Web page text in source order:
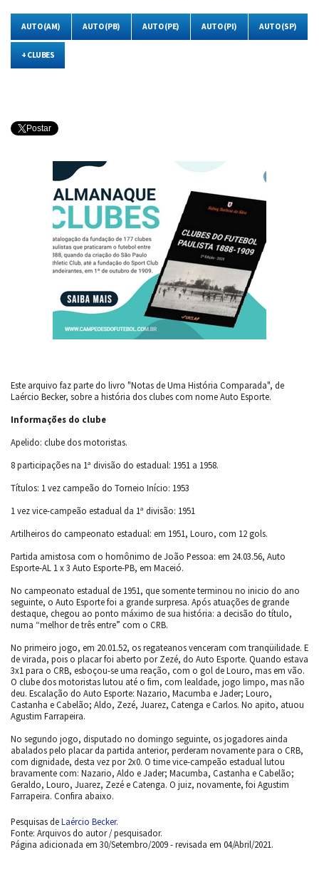
AUTO (AM) AUTO (PB) AUTO (PE) AUTO (PI) AUTO (SP)
+ CLUBES
Postar
Este arquivo faz parte do livro "Notas de Uma História Comparada", de
Laércio Becker, sobre a história dos clubes com nome Auto Esporte.
Informações do clube
Apelido: clube dos motoristas.
8 participações na 1ª divisão do estadual: 1951 a 1958.
Títulos: 1 vez campeão do Torneio Início: 1953
1 vez vice-campeão estadual da 1ª divisão: 1951
Artilheiros do campeonato estadual: em 1951, Louro, com 12 gols.
Partida amistosa com o homônimo de João Pessoa: em 24.03.56, Auto
Esporte-AL 1 x 3 Auto Esporte-PB, em Maceió.
No campeonato estadual de 1951, que somente terminou no inicio do ano
seguinte, o Auto Esporte foi a grande surpresa. Após atuações de grande
destaque, chegou ao ponto máximo de sua história: a decisão do título,
numa “melhor de três entre” com o CRB.
No primeiro jogo, em 20.01.52, os regateanos venceram com tranqüilidade. E
de virada, pois o placar foi aberto por Zezé, do Auto Esporte. Quando estava
3x1 para o CRB, esboçou-se uma reação, com o gol de Louro, mas em vão.
O clube dos motoristas lutou até o fim, com lealdade, jogo limpo, mas não
deu. Escalação do Auto Esporte: Nazario, Macumba e Jader; Louro,
Castanha e Cabelão; Aldo, Zezé, Juarez, Catenga e Carlos. No apito, atuou
Agustim Farrapeira.
No segundo jogo, disputado no domingo seguinte, os jogadores ainda
abalados pelo placar da partida anterior, perderam novamente para o CRB,
com dignidade, desta vez por 2x0. O time vice-campeão estadual lutou
bravamente com: Nazario, Aldo e Jader; Macumba, Castanha e Cabelão;
Geraldo, Louro, Juarez, Zezé e Catenga. O juiz, novamente, foi Agustim
Farrapeira. Confira abaixo.
Pesquisas deLaércio Becker.
Fonte: Arquivos do autor / pesquisador.
Página adicionada em 30/Setembro/2009 - revisada em 04/Abril/2021.